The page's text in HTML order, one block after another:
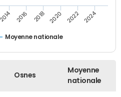
Moyenne nationale
2014 2016 2018 2020 2022 2024
Osnes
Moyenne
nationale